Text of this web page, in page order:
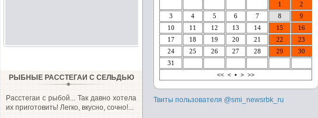
РЫБНЫЕ РАССТЕГАИ С СЕЛЬДЬЮ
Расстегаи с рыбой... Так давно хотела
их приготовить! Легко, вкусно, сочно!...
1
2
3
4 5 6 7 8
9
10
11 12 13 14 15
16
17
18 19 20 21 22
23
24
25 26 27 28 29
30
31
<< < • > >>
Твиты пользователя @smi_newsrbk_ru